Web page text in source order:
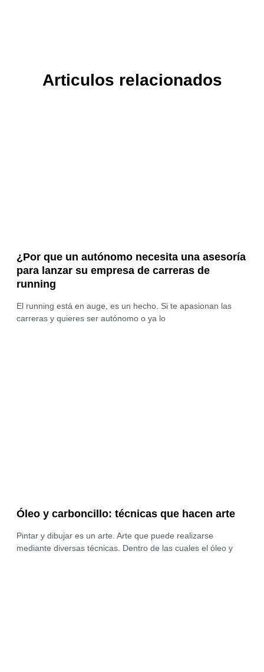
Articulos relacionados
¿Por que un autónomo necesita una asesoría
para lanzar su empresa de carreras de
running
El running está en auge, es un hecho. Si te apasionan las
carreras y quieres ser autónomo o ya lo
Óleo y carboncillo: técnicas que hacen arte
Pintar y dibujar es un arte. Arte que puede realizarse
mediante diversas técnicas. Dentro de las cuales el óleo y